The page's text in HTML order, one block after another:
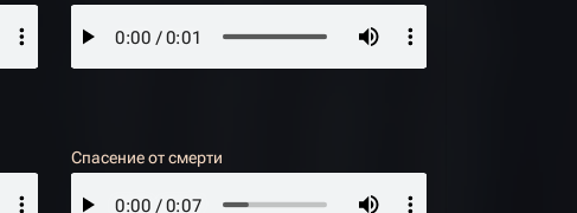
Спасение от смерти